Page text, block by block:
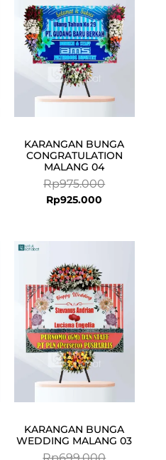
KARANGAN BUNGA
CONGRATULATION
MALANG 04
Rp975.000
Rp975.000.
Rp925.000
Rp925.000.
Current
Rp725.000.
KARANGAN BUNGA
WEDDING MALANG 03
Rp699.000.
is:
Rp675.000.